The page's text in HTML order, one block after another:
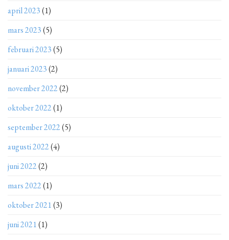
april 2023(1)
mars 2023(5)
februari 2023(5)
januari 2023(2)
november 2022(2)
oktober 2022(1)
september 2022(5)
augusti 2022(4)
juni 2022(2)
mars 2022(1)
oktober 2021(3)
juni 2021(1)